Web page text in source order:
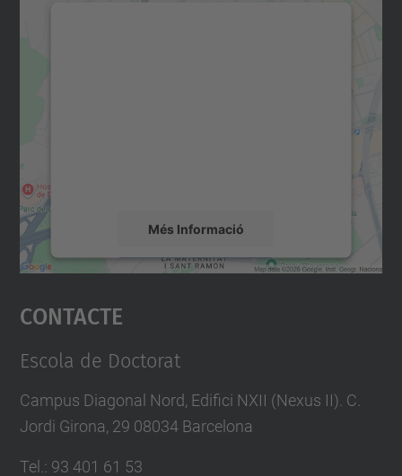
Més Informació
Accepta
powered by
Contacte
Escola de Doctorat
Campus Diagonal Nord, Edifici NXII (Nexus II). C.
Jordi Girona, 29 08034 Barcelona
Tel.: 93 401 61 53